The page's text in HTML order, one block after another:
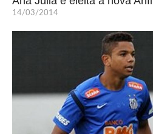
14/03/2014